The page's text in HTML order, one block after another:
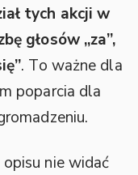
tych akcji w
głosów „za”,
. To ważne dla
poparcia dla
nie widać